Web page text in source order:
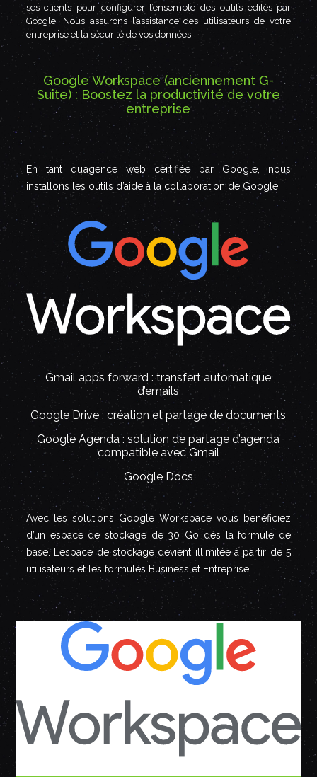
ses clients pour configurer l’ensemble des outils édités par
Google. Nous assurons l’assistance des utilisateurs de votre
entreprise et la sécurité de vos données.
Google Workspace (anciennement G-
Suite) : Boostez la productivité de votre
entreprise
En tant qu’agence web certifiée par Google, nous
installons les outils d’aide à la collaboration de Google :
Gmail apps forward : transfert automatique
d’emails
Google Drive : création et partage de documents
Google Agenda : solution de partage d’agenda
compatible avec Gmail
Google Docs
Avec les solutions Google Workspace vous bénéficiez
d’un espace de stockage de 30 Go dès la formule de
base. L’espace de stockage devient illimitée à partir de 5
utilisateurs et les formules Business et Entreprise.